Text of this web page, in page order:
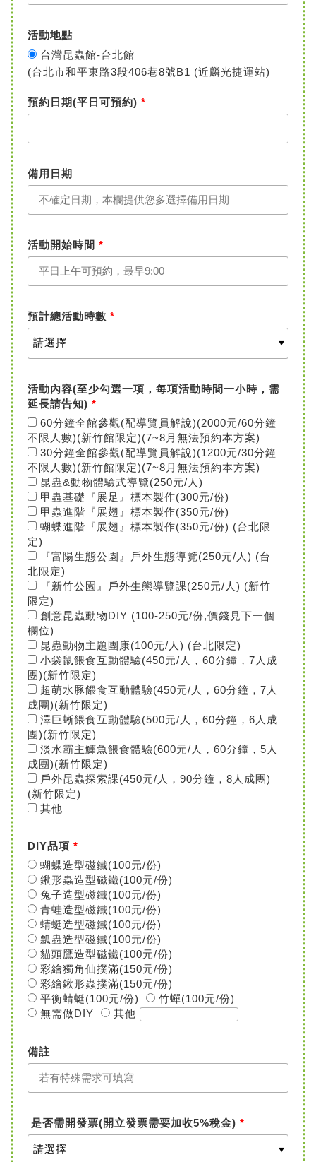
活動地點
台灣昆蟲館-台北館
(台北市和平東路3段406巷8號B1 (近麟光捷運站)
預約日期(平日可預約) *
備用日期
活動開始時間 *
預計總活動時數 *
活動內容(至少勾選一項，每項活動時間一小時，需
延長請告知) *
60分鐘全館參觀(配導覽員解說)(2000元/60分鐘
不限人數)(新竹館限定)(7~8月無法預約本方案)
30分鐘全館參觀(配導覽員解說)(1200元/30分鐘
不限人數)(新竹館限定)(7~8月無法預約本方案)
昆蟲&動物體驗式導覽(250元/人)
甲蟲基礎『展足』標本製作(300元/份)
甲蟲進階『展翅』標本製作(350元/份)
蝴蝶進階『展翅』標本製作(350元/份) (台北限
定)
『富陽生態公園』戶外生態導覽(250元/人) (台
北限定)
『新竹公園』戶外生態導覽課(250元/人) (新竹
限定)
創意昆蟲動物DIY (100-250元/份,價錢見下一個
欄位)
昆蟲動物主題團康(100元/人) (台北限定)
小袋鼠餵食互動體驗(450元/人，60分鐘，7人成
團)(新竹限定)
超萌水豚餵食互動體驗(450元/人，60分鐘，7人
成團)(新竹限定)
澤巨蜥餵食互動體驗(500元/人，60分鐘，6人成
團)(新竹限定)
淡水霸主鱷魚餵食體驗(600元/人，60分鐘，5人
成團)(新竹限定)
戶外昆蟲探索課(450元/人，90分鐘，8人成團)
(新竹限定)
其他
DIY品項 *
蝴蝶造型磁鐵(100元/份)
鍬形蟲造型磁鐵(100元/份)
兔子造型磁鐵(100元/份)
青蛙造型磁鐵(100元/份)
蜻蜓造型磁鐵(100元/份)
瓢蟲造型磁鐵(100元/份)
貓頭鷹造型磁鐵(100元/份)
彩繪獨角仙撲滿(150元/份)
彩繪鍬形蟲撲滿(150元/份)
平衡蜻蜓(100元/份)
竹蟬(100元/份)
無需做DIY
其他
備註
是否需開發票(開立發票需要加收5%稅金) *
記住帳號